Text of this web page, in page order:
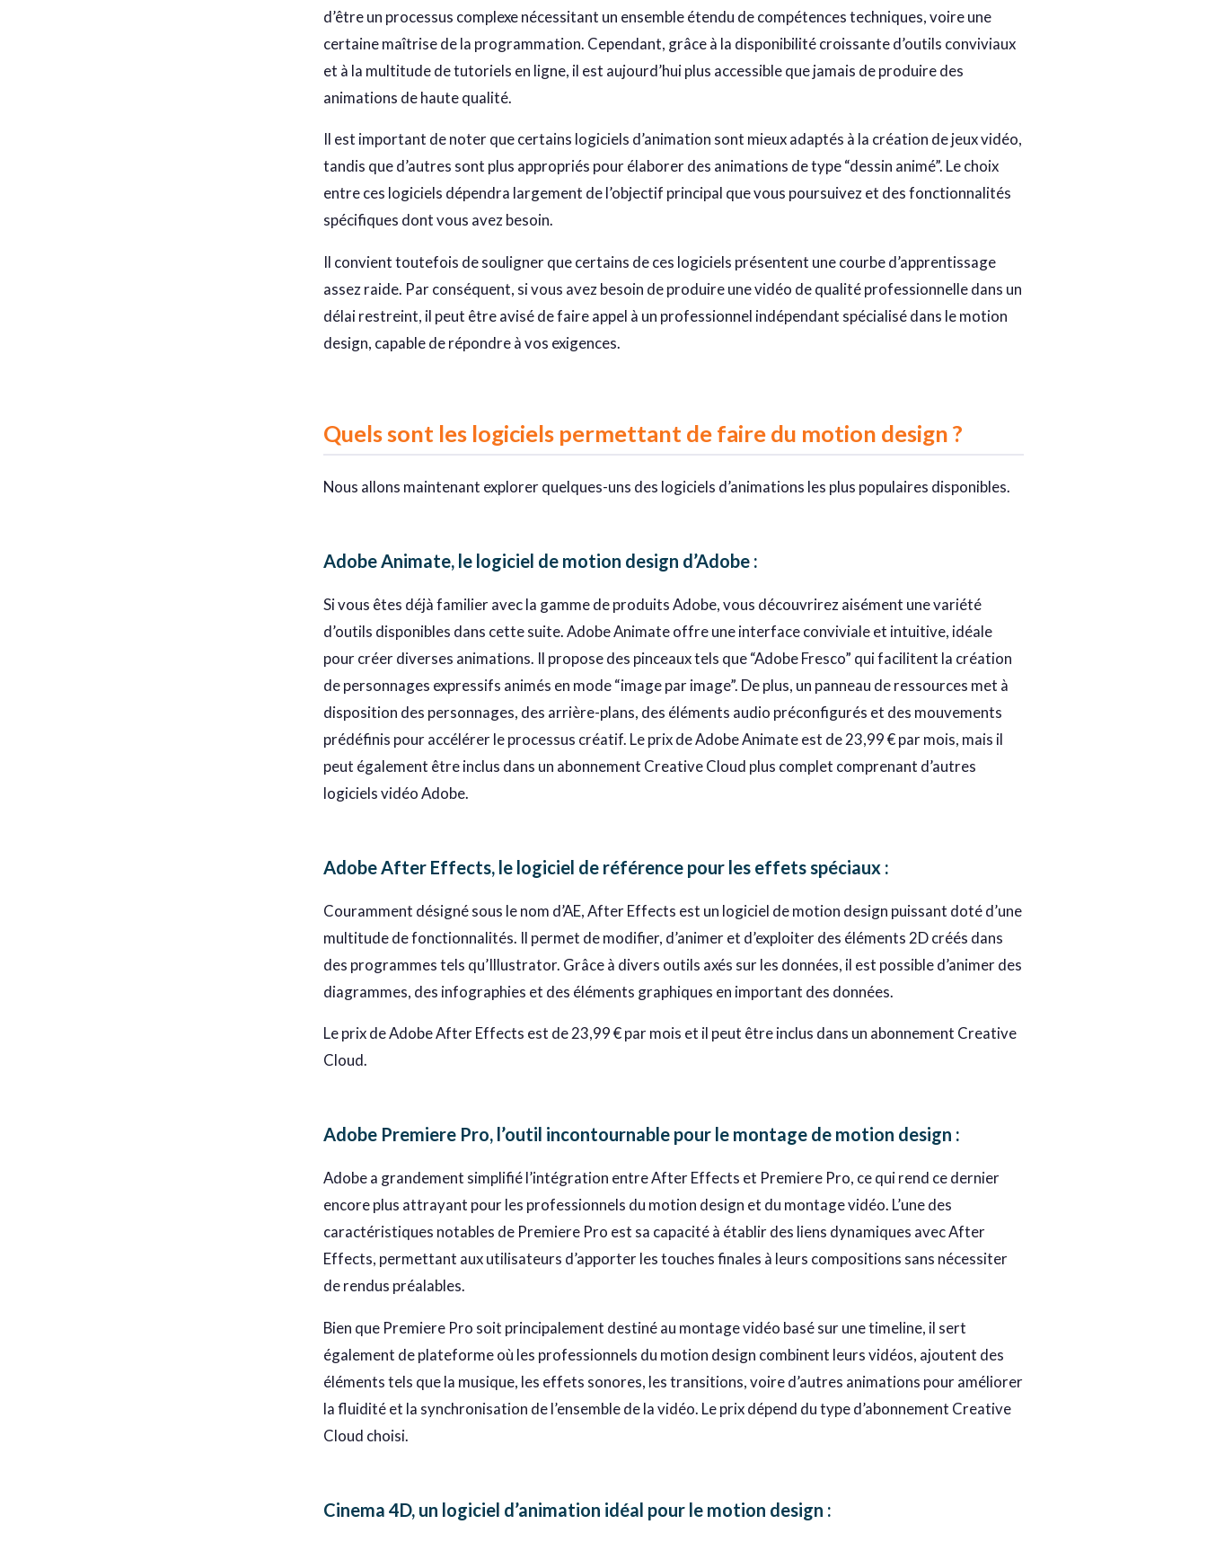
d’être un processus complexe nécessitant un ensemble étendu de compétences techniques, voire une
certaine maîtrise de la programmation. Cependant, grâce à la disponibilité croissante d’outils conviviaux
et à la multitude de tutoriels en ligne, il est aujourd’hui plus accessible que jamais de produire des
animations de haute qualité.
Il est important de noter que certains logiciels d’animation sont mieux adaptés à la création de jeux vidéo,
tandis que d’autres sont plus appropriés pour élaborer des animations de type “dessin animé”. Le choix
entre ces logiciels dépendra largement de l’objectif principal que vous poursuivez et des fonctionnalités
spécifiques dont vous avez besoin.
Il convient toutefois de souligner que certains de ces logiciels présentent une courbe d’apprentissage
assez raide. Par conséquent, si vous avez besoin de produire une vidéo de qualité professionnelle dans un
délai restreint, il peut être avisé de faire appel à un professionnel indépendant spécialisé dans le motion
design, capable de répondre à vos exigences.
Quels sont les logiciels permettant de faire du motion design ?
Nous allons maintenant explorer quelques-uns des logiciels d’animations les plus populaires disponibles.
Adobe Animate, le logiciel de motion design d’Adobe :
Si vous êtes déjà familier avec la gamme de produits Adobe, vous découvrirez aisément une variété
d’outils disponibles dans cette suite. Adobe Animate offre une interface conviviale et intuitive, idéale
pour créer diverses animations. Il propose des pinceaux tels que “Adobe Fresco” qui facilitent la création
de personnages expressifs animés en mode “image par image”. De plus, un panneau de ressources met à
disposition des personnages, des arrière-plans, des éléments audio préconfigurés et des mouvements
prédéfinis pour accélérer le processus créatif. Le prix de Adobe Animate est de 23,99 € par mois, mais il
peut également être inclus dans un abonnement Creative Cloud plus complet comprenant d’autres
logiciels vidéo Adobe.
Adobe After Effects, le logiciel de référence pour les effets spéciaux :
Couramment désigné sous le nom d’AE, After Effects est un logiciel de motion design puissant doté d’une
multitude de fonctionnalités. Il permet de modifier, d’animer et d’exploiter des éléments 2D créés dans
des programmes tels qu’Illustrator. Grâce à divers outils axés sur les données, il est possible d’animer des
diagrammes, des infographies et des éléments graphiques en important des données.
Le prix de Adobe After Effects est de 23,99 € par mois et il peut être inclus dans un abonnement Creative
Cloud.
Adobe Premiere Pro, l’outil incontournable pour le montage de motion design :
Adobe a grandement simplifié l’intégration entre After Effects et Premiere Pro, ce qui rend ce dernier
encore plus attrayant pour les professionnels du motion design et du montage vidéo. L’une des
caractéristiques notables de Premiere Pro est sa capacité à établir des liens dynamiques avec After
Effects, permettant aux utilisateurs d’apporter les touches finales à leurs compositions sans nécessiter
de rendus préalables.
Bien que Premiere Pro soit principalement destiné au montage vidéo basé sur une timeline, il sert
également de plateforme où les professionnels du motion design combinent leurs vidéos, ajoutent des
éléments tels que la musique, les effets sonores, les transitions, voire d’autres animations pour améliorer
la fluidité et la synchronisation de l’ensemble de la vidéo. Le prix dépend du type d’abonnement Creative
Cloud choisi.
Cinema 4D, un logiciel d’animation idéal pour le motion design :